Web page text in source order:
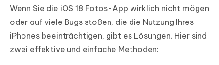
Wenn Sie die iOS 18 Fotos-App wirklich nicht mögen
oder auf viele Bugs stoßen, die die Nutzung Ihres
iPhones beeinträchtigen, gibt es Lösungen. Hier sind
zwei effektive und einfache Methoden: